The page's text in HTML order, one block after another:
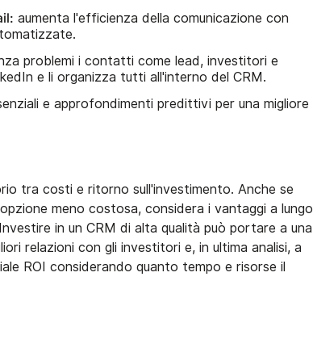
aumenta l'efficienza della comunicazione con
problemi i contatti come lead, investitori e
e li organizza tutti all'interno del CRM.
e approfondimenti predittivi per una migliore
tra costi e ritorno sull'investimento. Anche se
meno costosa, considera i vantaggi a lungo
in un CRM di alta qualità può portare a una
relazioni con gli investitori e, in ultima analisi, a
ROI considerando quanto tempo e risorse il